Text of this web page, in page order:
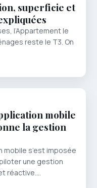
superficie et
l’Appartement le
reste le T3. On
mobile
la gestion
mobile s’est imposée
une gestion
réactive.…